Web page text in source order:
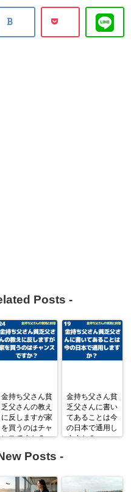
Posts -
金持ち父さん貧
乏父さんの教え
に反しますが家
を買うのはチャ
ンスですか？
金持ち父さん貧
乏父さんに書い
てあることは今
の日本で通用し
ますか？
Posts -